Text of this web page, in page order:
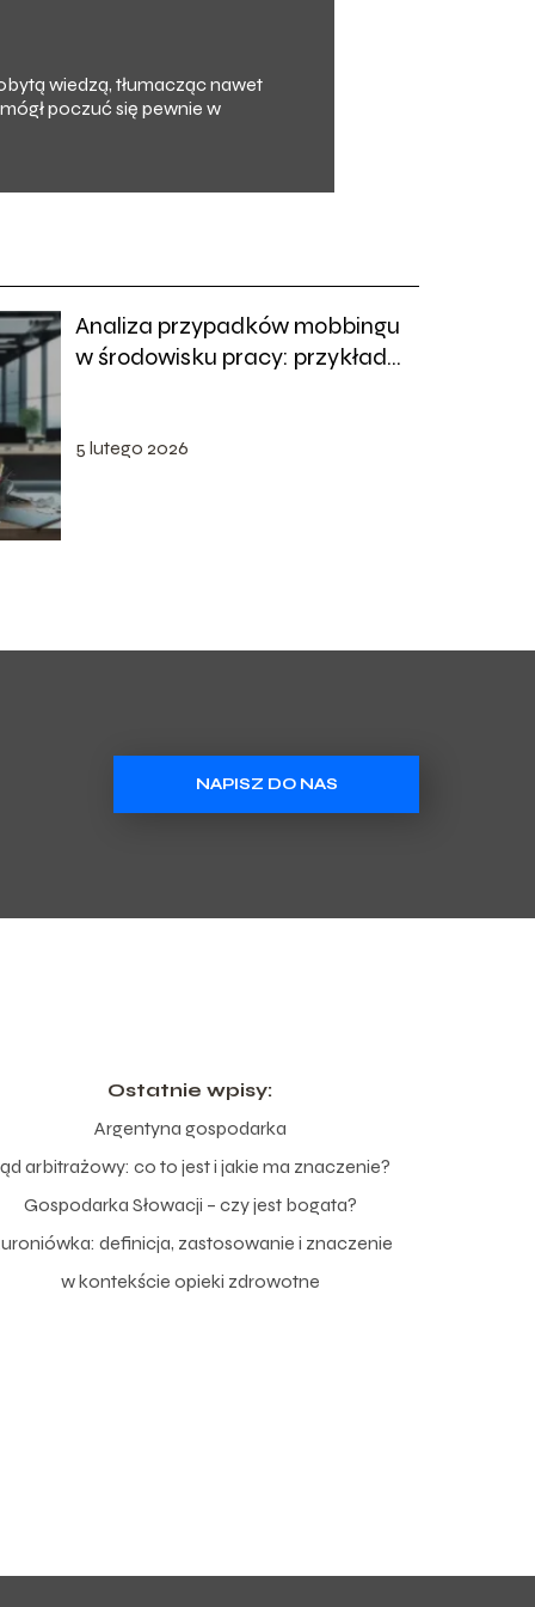
wiedzą, tłumacząc nawet
poczuć się pewnie w
Analiza przypadków mobbingu
w środowisku pracy: przykłady,
5 lutego 2026
NAPISZ DO NAS
Ostatnie wpisy:
Argentyna gospodarka
arbitrażowy: co to jest i jakie ma znaczenie?
Gospodarka Słowacji – czy jest bogata?
definicja, zastosowanie i znaczenie
w kontekście opieki zdrowotne